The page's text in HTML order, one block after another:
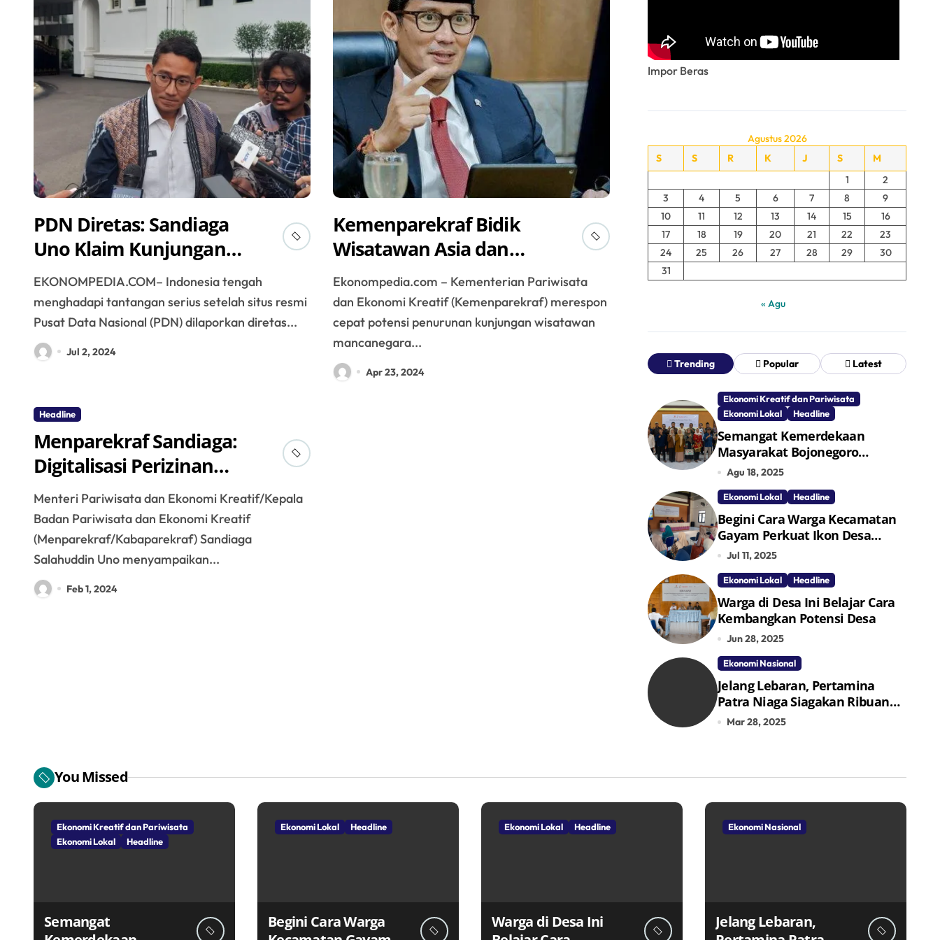
PDN Diretas: Sandiaga
Uno Klaim Kunjungan
Wisatawan ke RI Tetap
Naik
EKONOMPEDIA.COM– Indonesia tengah
menghadapi tantangan serius setelah situs resmi
Pusat Data Nasional (PDN) dilaporkan diretas...
Jul 2, 2024
Kemenparekraf Bidik
Wisatawan Asia dan
Australia Antisipasi
Konflik Timur Tengah
Ekonompedia.com – Kementerian Pariwisata
dan Ekonomi Kreatif (Kemenparekraf) merespon
cepat potensi penurunan kunjungan wisatawan
mancanegara...
Apr 23, 2024
Headline
Menparekraf Sandiaga:
Digitalisasi Perizinan
Event Masih Terus
Bergulir
Menteri Pariwisata dan Ekonomi Kreatif/Kepala
Badan Pariwisata dan Ekonomi Kreatif
(Menparekraf/Kabaparekraf) Sandiaga
Salahuddin Uno menyampaikan...
Feb 1, 2024
Impor Beras
Agustus 2026
S
S R K J S
M
1
2
3
4 5 6 7 8
9
10
11 12 13 14 15
16
17
18 19 20 21 22
23
24
25 26 27 28 29
30
31
« Agu
Trending Popular Latest
Ekonomi Kreatif dan Pariwisata
Ekonomi Lokal
Headline
Semangat Kemerdekaan
Masyarakat Bojonegoro
Bangun Desa Mandiri Ekonomi
Agu 18, 2025
Ekonomi Lokal Headline
Begini Cara Warga Kecamatan
Gayam Perkuat Ikon Desa
Penggerak Ekonomi Lokal
Jul 11, 2025
Ekonomi Lokal Headline
Warga di Desa Ini Belajar Cara
Kembangkan Potensi Desa
Jun 28, 2025
Ekonomi Nasional
Jelang Lebaran, Pertamina
Patra Niaga Siagakan Ribuan
Agen dan Pangkalan LPG 3 Kg
Mar 28, 2025
You Missed
Ekonomi Kreatif dan Pariwisata
Ekonomi Lokal
Headline
Semangat
Ekonomi Lokal Headline
Begini Cara Warga
Ekonomi Lokal Headline
Warga di Desa Ini
Ekonomi Nasional
Jelang Lebaran,